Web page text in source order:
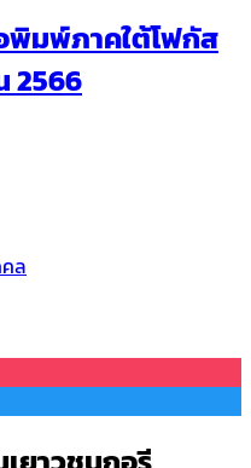
พิมพ์ภาคใต้โฟกัส
2566
ล